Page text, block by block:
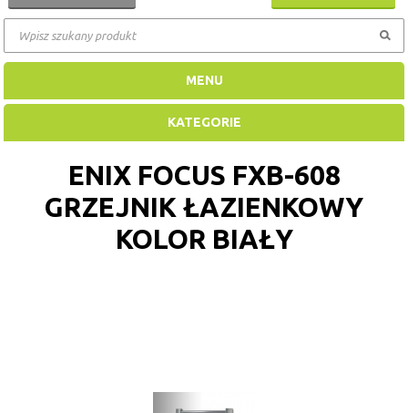
MENU
KATEGORIE
ENIX FOCUS FXB-608
GRZEJNIK ŁAZIENKOWY
KOLOR BIAŁY